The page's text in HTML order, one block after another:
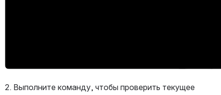
2. Выполните команду, чтобы проверить текущее